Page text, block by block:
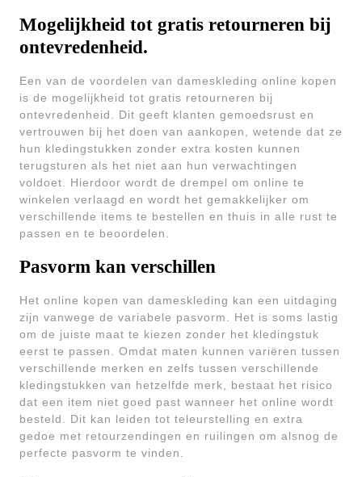
Mogelijkheid tot gratis retourneren bij
ontevredenheid.
Een van de voordelen van dameskleding online kopen
is de mogelijkheid tot gratis retourneren bij
ontevredenheid. Dit geeft klanten gemoedsrust en
vertrouwen bij het doen van aankopen, wetende dat ze
hun kledingstukken zonder extra kosten kunnen
terugsturen als het niet aan hun verwachtingen
voldoet. Hierdoor wordt de drempel om online te
winkelen verlaagd en wordt het gemakkelijker om
verschillende items te bestellen en thuis in alle rust te
passen en te beoordelen.
Pasvorm kan verschillen
Het online kopen van dameskleding kan een uitdaging
zijn vanwege de variabele pasvorm. Het is soms lastig
om de juiste maat te kiezen zonder het kledingstuk
eerst te passen. Omdat maten kunnen variëren tussen
verschillende merken en zelfs tussen verschillende
kledingstukken van hetzelfde merk, bestaat het risico
dat een item niet goed past wanneer het online wordt
besteld. Dit kan leiden tot teleurstelling en extra
gedoe met retourzendingen en ruilingen om alsnog de
perfecte pasvorm te vinden.